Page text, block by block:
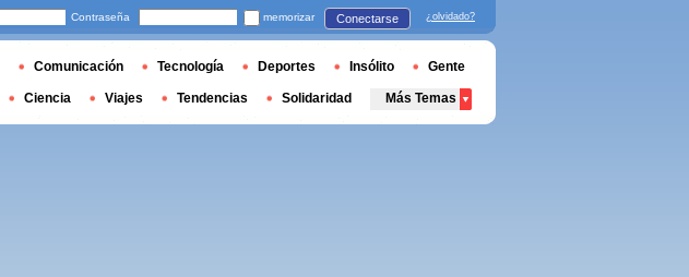
Contraseña memorizar Conectarse ¿olvidado?
Comunicación Tecnología Deportes Insólito Gente
Ciencia Viajes Tendencias Solidaridad Más Temas